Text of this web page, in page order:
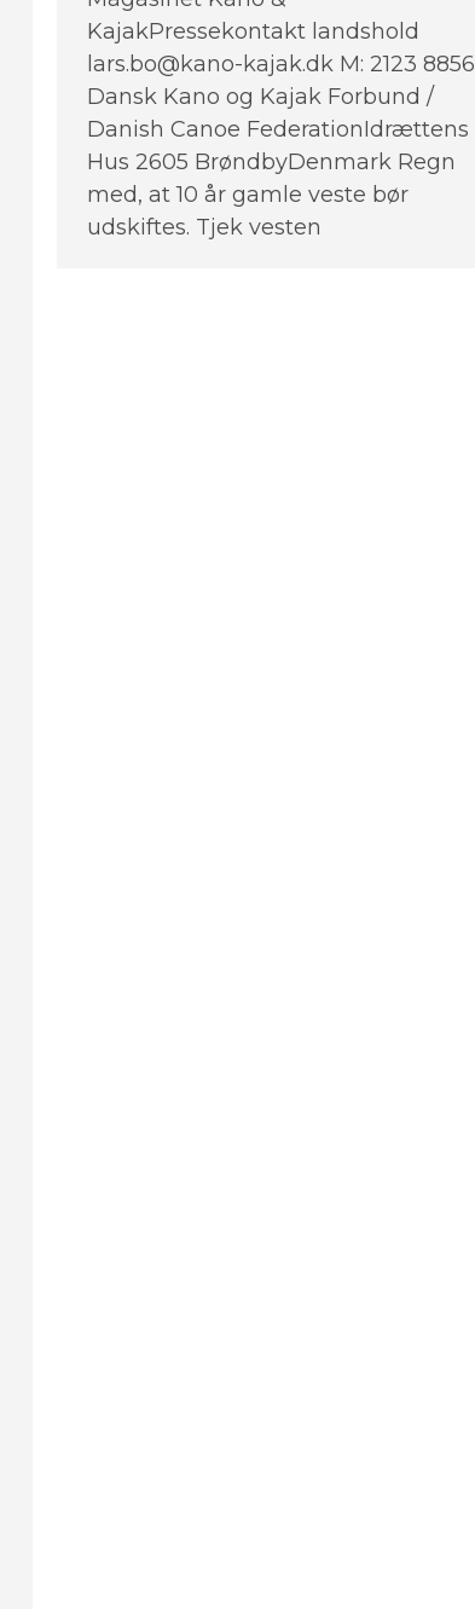
KajakPressekontakt landshold
lars.bo@kano-kajak.dk M: 2123 8856
Dansk Kano og Kajak Forbund /
Danish Canoe FederationIdrættens
Hus 2605 BrøndbyDenmark Regn
med, at 10 år gamle veste bør
udskiftes. Tjek vesten